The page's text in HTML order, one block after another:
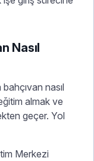
Nasıl
nasıl
almak ve
geçer. Yol
Merkezi